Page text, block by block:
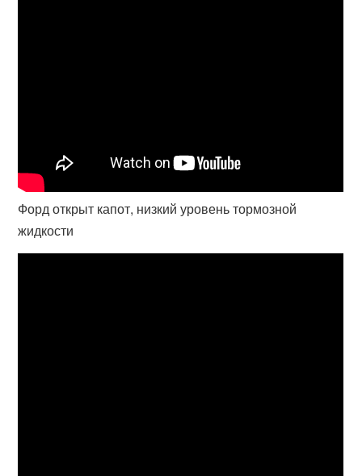
Форд открыт капот, низкий уровень тормозной
жидкости